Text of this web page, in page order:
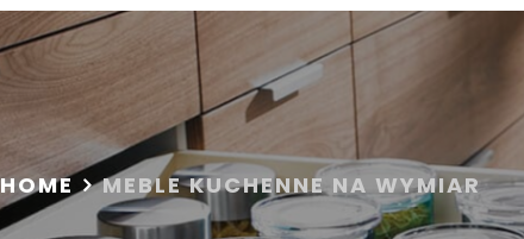
HOME MEBLE KUCHENNE NA WYMIAR